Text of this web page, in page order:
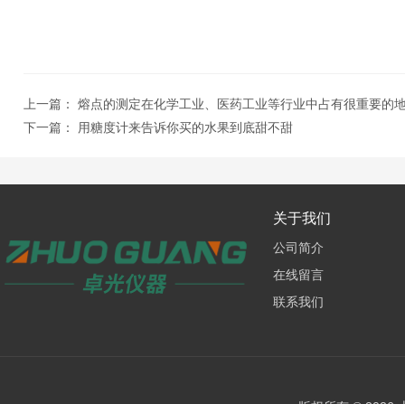
上一篇： 熔点的测定在化学工业、医药工业等行业中占有很重要的
下一篇：
用糖度计来告诉你买的水果到底甜不甜
关于我们
公司简介
在线留言
联系我们